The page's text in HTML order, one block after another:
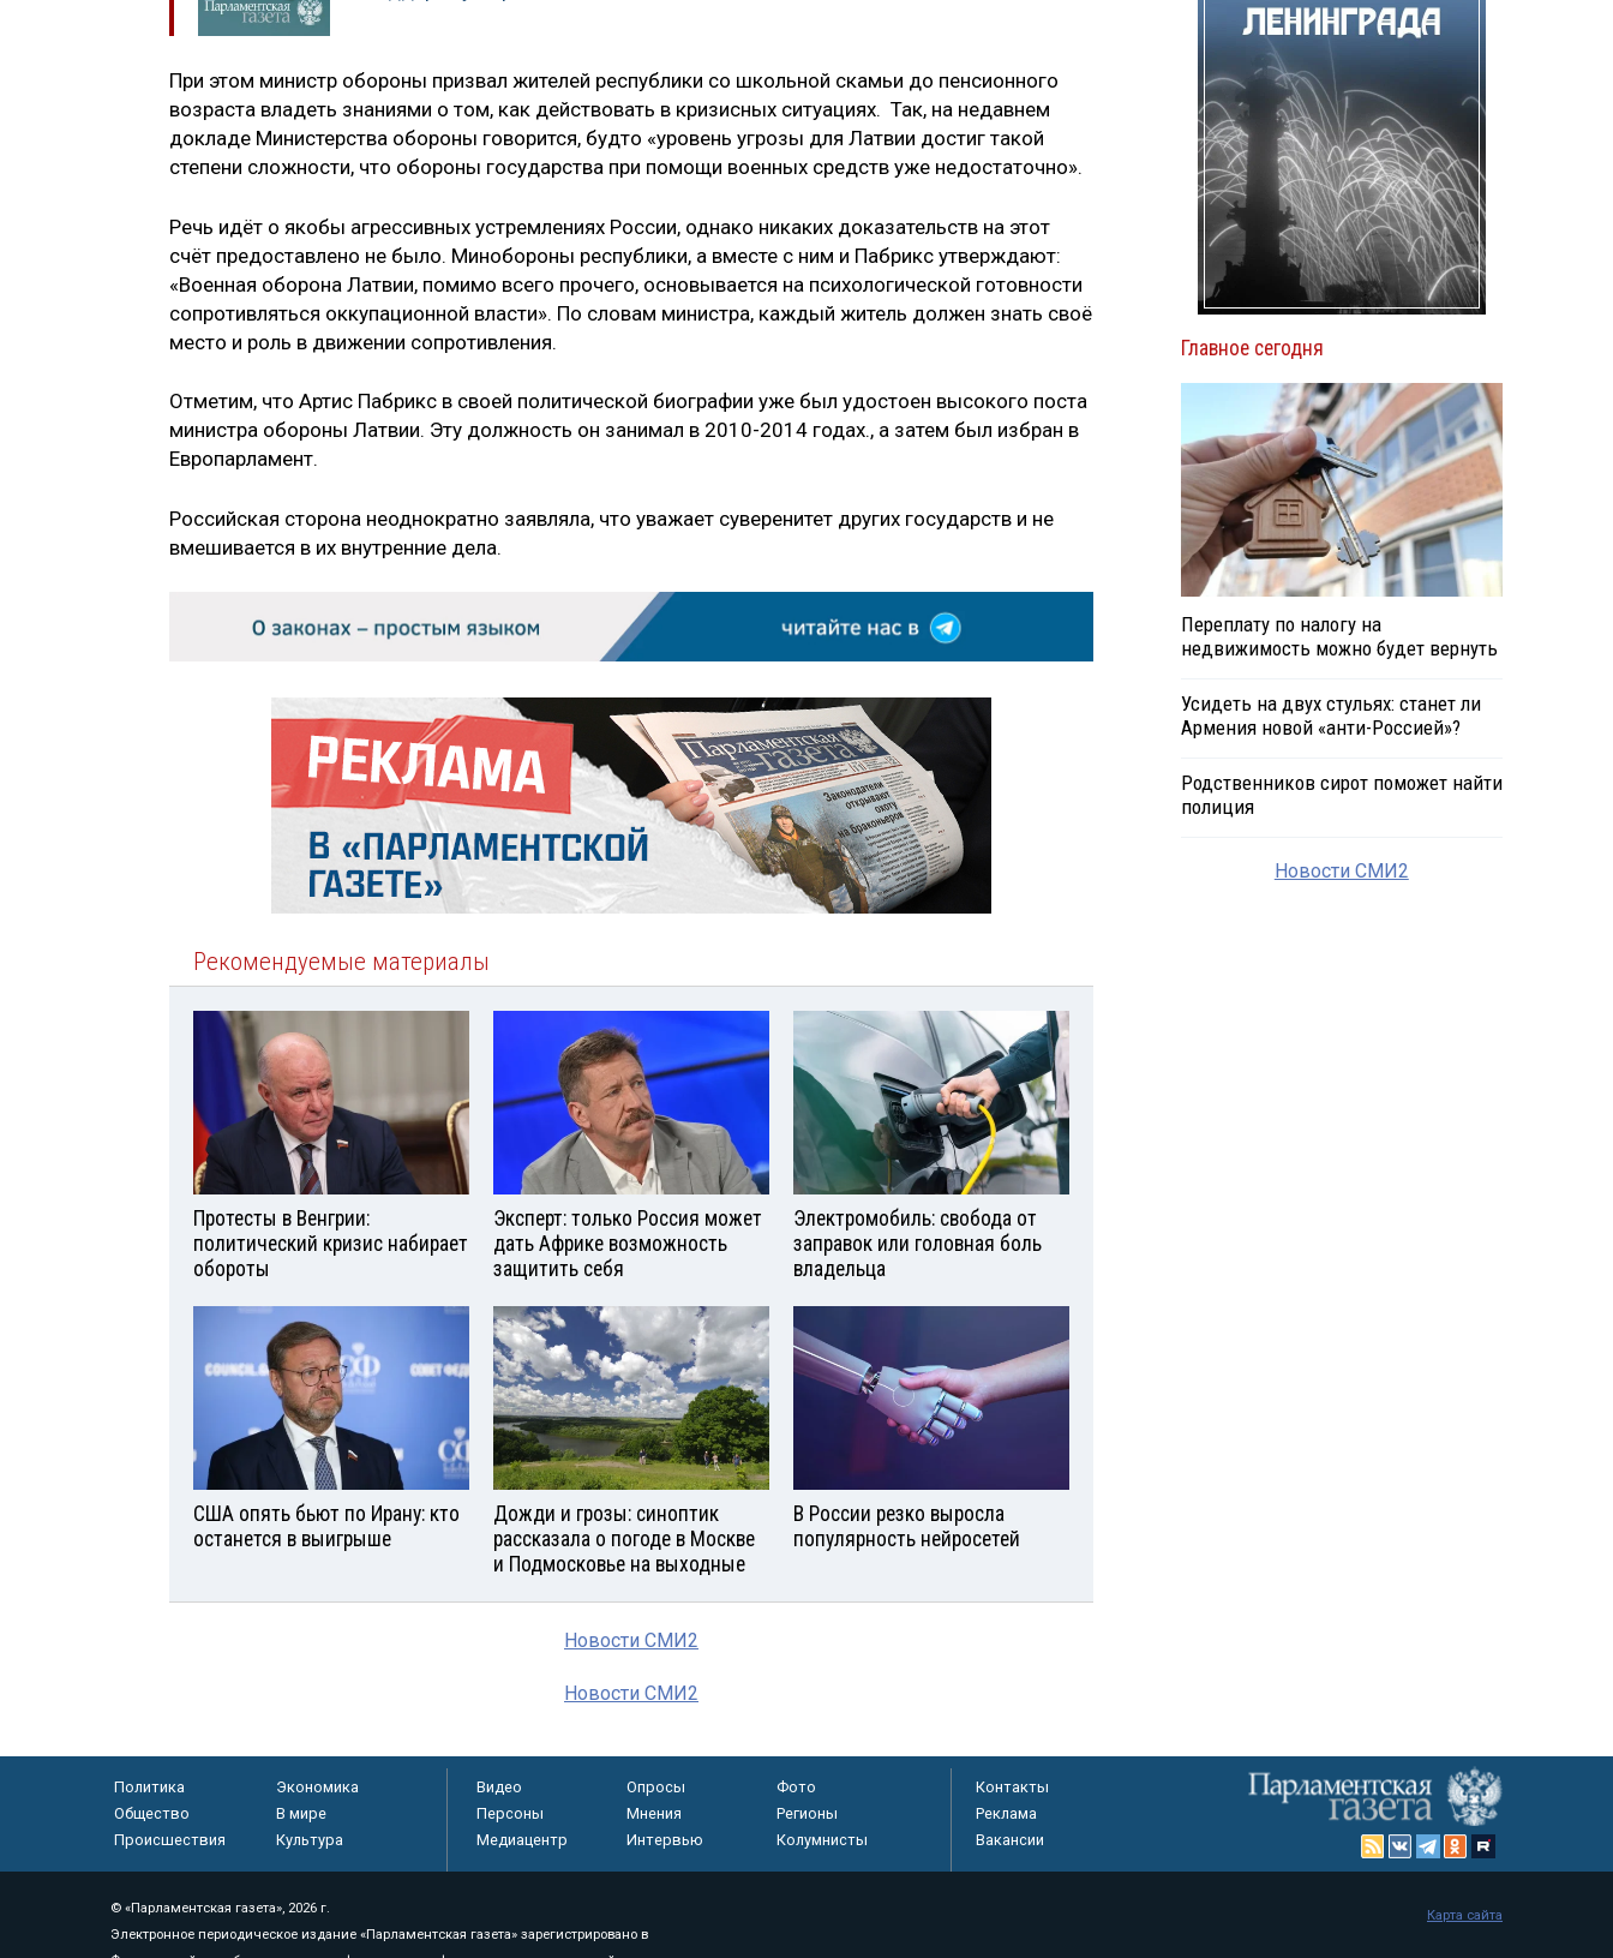
При этом министр обороны призвал жителей республики со школьной скамьи до пенсионного
возраста владеть знаниями о том, как действовать в кризисных ситуациях. Так, на недавнем
докладе Министерства обороны говорится, будто «уровень угрозы для Латвии достиг такой
степени сложности, что обороны государства при помощи военных средств уже недостаточно».
Речь идёт о якобы агрессивных устремлениях России, однако никаких доказательств на этот
счёт предоставлено не было. Минобороны республики, а вместе с ним и Пабрикс утверждают:
«Военная оборона Латвии, помимо всего прочего, основывается на психологической готовности
сопротивляться оккупационной власти». По словам министра, каждый житель должен знать своё
место и роль в движении сопротивления.
Отметим, что Артис Пабрикс в своей политической биографии уже был удостоен высокого поста
министра обороны Латвии. Эту должность он занимал в 2010-2014 годах., а затем был избран в
Европарламент.
Российская сторона неоднократно заявляла, что уважает суверенитет других государств и не
вмешивается в их внутренние дела.
Рекомендуемые материалы
Протесты в Венгрии:
политический кризис набирает
обороты
Эксперт: только Россия может
дать Африке возможность
защитить себя
Электромобиль: свобода от
заправок или головная боль
владельца
США опять бьют по Ирану: кто
останется в выигрыше
Дожди и грозы: синоптик
рассказала о погоде в Москве
и Подмосковье на выходные
В России резко выросла
популярность нейросетей
Новости СМИ2
Новости СМИ2
Главное сегодня
Переплату по налогу на
недвижимость можно будет вернуть
Усидеть на двух стульях: станет ли
Армения новой «анти-Россией»?
Родственников сирот поможет найти
полиция
Новости СМИ2
Политика
Экономика
Общество
В мире
Происшествия
Культура
Видео Опросы
Фото
Персоны
Мнения
Регионы
Медиацентр
Интервью Колумнисты
Контакты
Реклама
Вакансии
© «Парламентская газета», 2026 г.
Электронное периодическое издание «Парламентская газета» зарегистрировано в
Карта сайта